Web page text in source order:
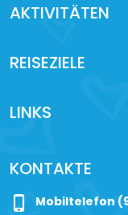
AKTIVITÄTEN
REISEZIELE
LINKS
KONTAKTE
phone_iphone Mobiltelefon